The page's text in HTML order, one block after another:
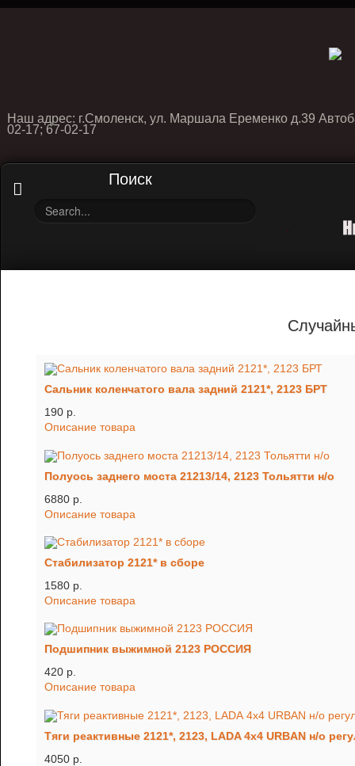
Наш адрес: г.Смоленск, ул. Маршала Еременко д.39
02-17; 67-02-17
Поиск
Сальник коленчатого вала задний 2121*, 2123 БРТ
190 p.
Описание товара
Полуось заднего моста 21213/14, 2123 Тольятти н/о
6880 p.
Описание товара
Стабилизатор 2121* в сборе
1580 p.
Описание товара
Подшипник выжимной 2123 РОССИЯ
420 p.
Описание товара
Тяги реактивные 2121*, 2123, LADA 4x4 URBAN н/о
4050 p.